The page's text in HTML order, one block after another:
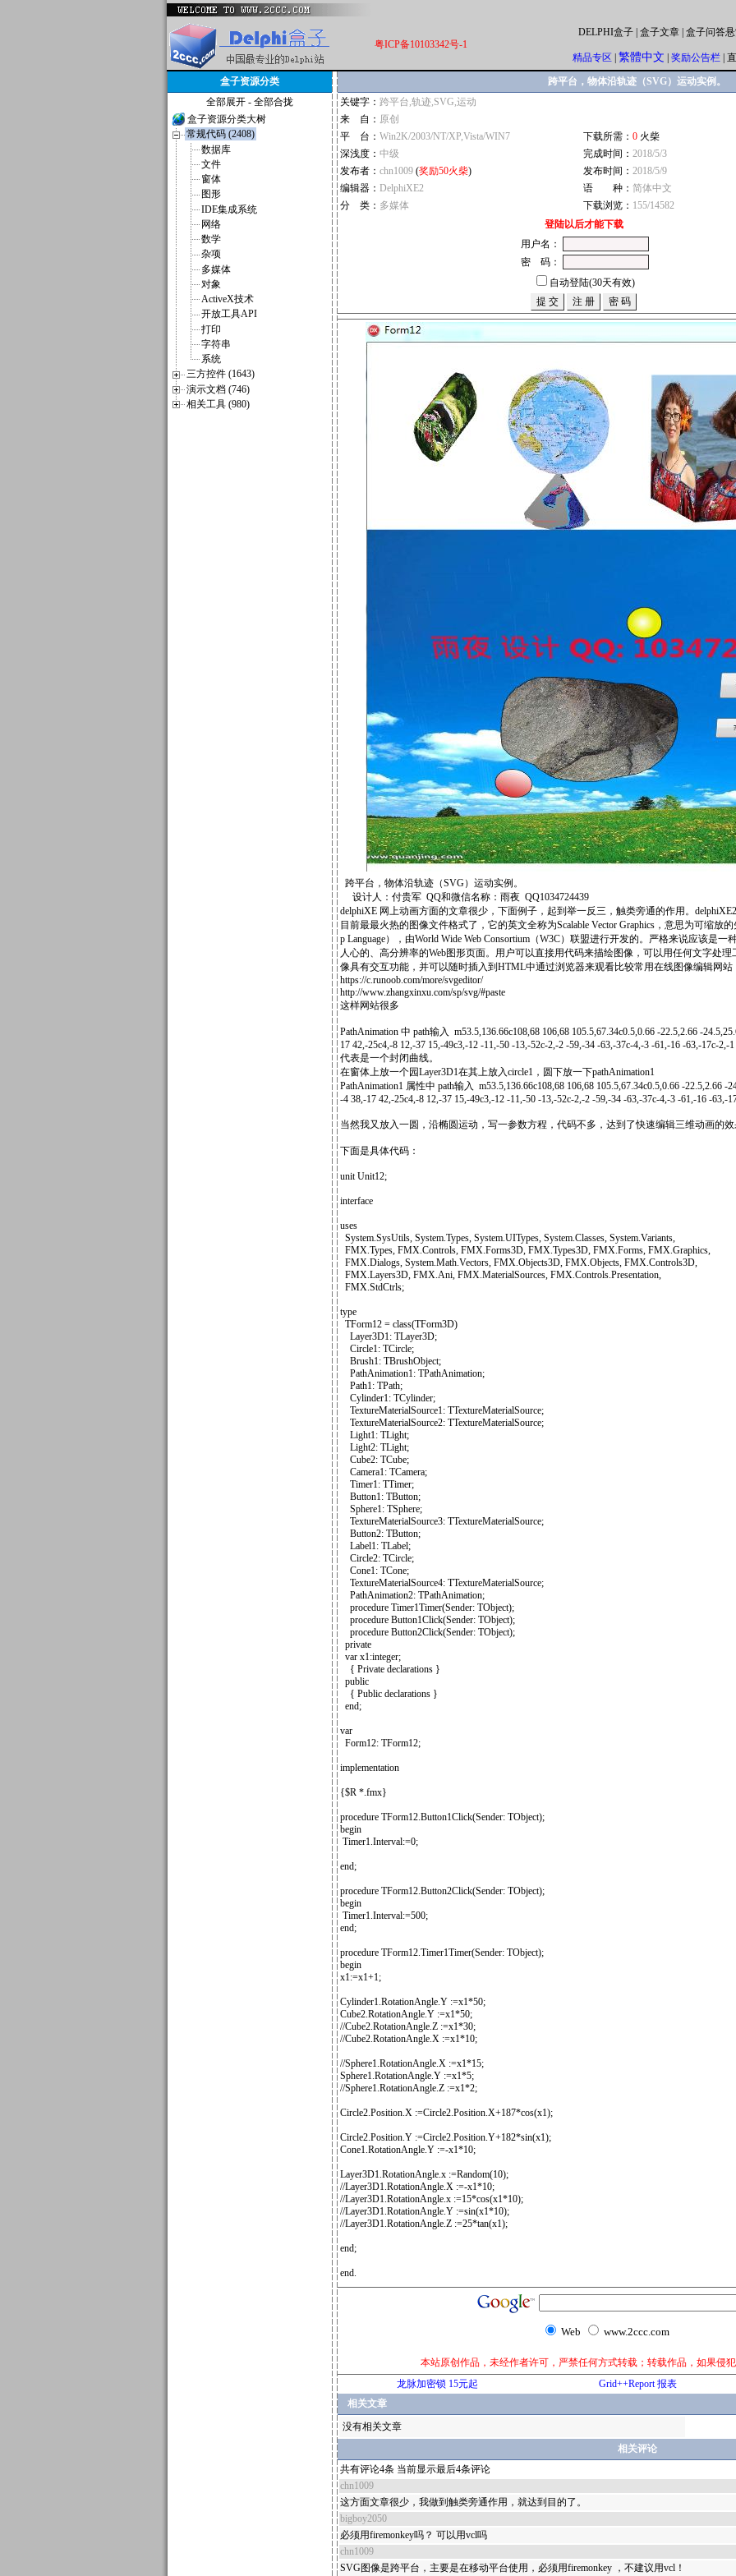
粤ICP备10103342号-1
DELPHI盒子 盒子文章 盒子问答
精品专区 繁體中文 奖励公告栏
盒子资源分类
全部展开 - 全部合拢
盒子资源分类大树
常规代码 (2408)
数据库
文件
窗体
图形
IDE集成系统
网络
数学
杂项
多媒体
对象
ActiveX技术
开放工具API
打印
字符串
系统
三方控件 (1643)
演示文档 (746)
相关工具 (980)
跨平台，物体沿轨迹（SVG）运动实例。
关键字： 跨平台,轨迹,SVG,运动
来 自： 原创
平 台： Win2K/2003/NT/XP,Vista/WIN7 下载所需： 0 火柴
深浅度： 中级 完成时间： 2018/5/3
发布者： chn1009 (奖励50火柴) 发布时间： 2018/5/9
编辑器： DelphiXE2 语 种： 简体中文
分 类： 多媒体 下载浏览： 155/14582
登陆以后才能下载
用户名：
密 码：
自动登陆(30天有效)
跨平台，物体沿轨迹（SVG）运动实例。
设计人：付贵军 QQ和微信名称：雨夜 QQ1034724439
delphiXE 网上动画方面的文章很少，下面例子，起到举一反三，触类旁通的作用。
目前最最火热的图像文件格式了，它的英文全称为Scalable Vector Graphics，意思为可缩放
p Language），由World Wide Web Consortium（W3C）联盟进行开发的。严格来说应该是
人心的、高分辨率的Web图形页面。用户可以直接用代码来描绘图像，可以用任何文字处
像具有交互功能，并可以随时插入到HTML中通过浏览器来观看比较常用在线图像编辑网站
https://c.runoob.com/more/svgeditor/
http://www.zhangxinxu.com/sp/svg/#paste
这样网站很多
PathAnimation 中 path输入 m53.5,136.66c108,68 106,68 105.5,67.34c0.5,0.66 -22.5,2.66 -
17 42,-25c4,-8 12,-37 15,-49c3,-12 -11,-50 -13,-52c-2,-2 -59,-34 -63,-37c-4,-3 -61,-16 -63,-17c-2,-
代表是一个封闭曲线。
在窗体上放一个园Layer3D1在其上放入circle1，圆下放一下pathAnimation1
PathAnimation1 属性中 path输入 m53.5,136.66c108,68 106,68 105.5,67.34c0.5,0.66 -22.5,2.66 -
-4 38,-17 42,-25c4,-8 12,-37 15,-49c3,-12 -11,-50 -13,-52c-2,-2 -59,-34 -63,-37c-4,-3 -61,-16 -63,-
当然我又放入一圆，沿椭圆运动，写一参数方程，代码不多，达到了快速编辑三维动画的
下面是具体代码：
unit Unit12;
interface
uses
System.SysUtils, System.Types, System.UITypes, System.Classes, System.Variants,
FMX.Types, FMX.Controls, FMX.Forms3D, FMX.Types3D, FMX.Forms, FMX.Graphics,
FMX.Dialogs, System.Math.Vectors, FMX.Objects3D, FMX.Objects, FMX.Controls3D,
FMX.Layers3D, FMX.Ani, FMX.MaterialSources, FMX.Controls.Presentation,
FMX.StdCtrls;
type
TForm12 = class(TForm3D)
Layer3D1: TLayer3D;
Circle1: TCircle;
Brush1: TBrushObject;
PathAnimation1: TPathAnimation;
Path1: TPath;
Cylinder1: TCylinder;
TextureMaterialSource1: TTextureMaterialSource;
TextureMaterialSource2: TTextureMaterialSource;
Light1: TLight;
Light2: TLight;
Cube2: TCube;
Camera1: TCamera;
Timer1: TTimer;
Button1: TButton;
Sphere1: TSphere;
TextureMaterialSource3: TTextureMaterialSource;
Button2: TButton;
Label1: TLabel;
Circle2: TCircle;
Cone1: TCone;
TextureMaterialSource4: TTextureMaterialSource;
PathAnimation2: TPathAnimation;
procedure Timer1Timer(Sender: TObject);
procedure Button1Click(Sender: TObject);
procedure Button2Click(Sender: TObject);
private
var x1:integer;
{ Private declarations }
public
{ Public declarations }
end;
var
Form12: TForm12;
implementation
{$R *.fmx}
procedure TForm12.Button1Click(Sender: TObject);
begin
Timer1.Interval:=0;
end;
procedure TForm12.Button2Click(Sender: TObject);
begin
Timer1.Interval:=500;
end;
procedure TForm12.Timer1Timer(Sender: TObject);
begin
x1:=x1+1;
Cylinder1.RotationAngle.Y :=x1*50;
Cube2.RotationAngle.Y :=x1*50;
//Cube2.RotationAngle.Z :=x1*30;
//Cube2.RotationAngle.X :=x1*10;
//Sphere1.RotationAngle.X :=x1*15;
Sphere1.RotationAngle.Y :=x1*5;
//Sphere1.RotationAngle.Z :=x1*2;
Circle2.Position.X :=Circle2.Position.X+187*cos(x1);
Circle2.Position.Y :=Circle2.Position.Y+182*sin(x1);
Cone1.RotationAngle.Y :=-x1*10;
Layer3D1.RotationAngle.x :=Random(10);
//Layer3D1.RotationAngle.X :=-x1*10;
//Layer3D1.RotationAngle.x :=15*cos(x1*10);
//Layer3D1.RotationAngle.Y :=sin(x1*10);
//Layer3D1.RotationAngle.Z :=25*tan(x1);
end;
end.
Web www.2ccc.com
本站原创作品，未经作者许可，严禁任何方式转载；转载作品，如果侵
龙脉加密锁 15元起
Grid++Report 报表
相关文章
没有相关文章
相关评论
共有评论4条 当前显示最后4条评论
chn1009
这方面文章很少，我做到触类旁通作用，就达到目的了。
bigboy2050
必须用firemonkey吗？ 可以用vcl吗
chn1009
SVG图像是跨平台，主要是在移动平台使用，必须用firemonkey ，不建议用vcl！